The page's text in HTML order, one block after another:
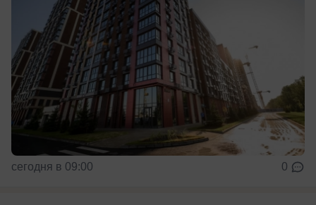
сегодня в 09:00 0